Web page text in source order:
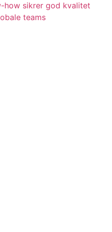
how sikrer god kvalitet
teams